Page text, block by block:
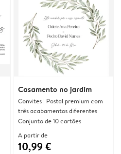
Casamento no jardim
Convites | Postal premium com
três acabamentos diferentes
Conjunto de 10 cartões
A partir de
10,99 €